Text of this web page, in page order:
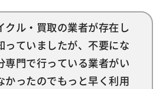
クル・買取の業者が存在し
っていましたが、不要にな
専門で行っている業者がい
かったのでもっと早く利用